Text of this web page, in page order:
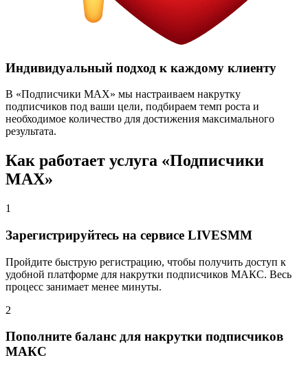
Индивидуальный подход к каждому клиенту
В «Подписчики MAX» мы настраиваем накрутку
подписчиков под ваши цели, подбираем темп роста и
необходимое количество для достижения максимального
результата.
Как работает услуга «Подписчики
MAX»
1
Зарегистрируйтесь на сервисе LIVESMM
Пройдите быструю регистрацию, чтобы получить доступ к
удобной платформе для накрутки подписчиков МАКС. Весь
процесс занимает менее минуты.
2
Пополните баланс для накрутки подписчиков
МАКС